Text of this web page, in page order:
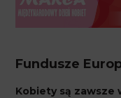
Fundusze
Kobiety są zawsze